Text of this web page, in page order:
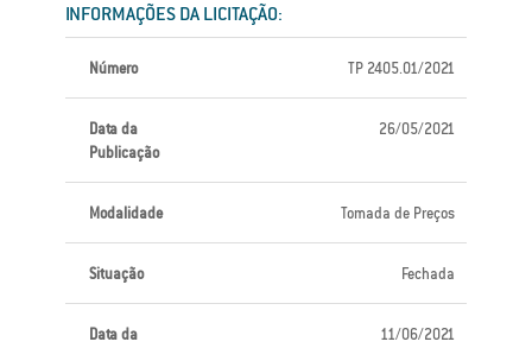
INFORMAÇÕES DA LICITAÇÃO:
Número TP 2405.01/2021
Data da
Publicação
26/05/2021
Modalidade Tomada de Preços
Situação Fechada
Data da
11/06/2021